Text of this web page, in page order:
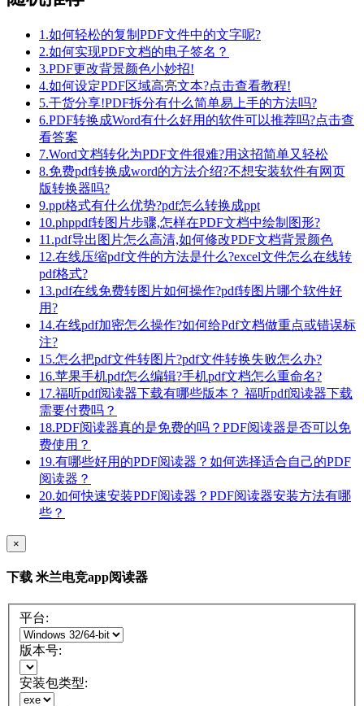
1.如何轻松的复制PDF文件中的文字呢?
2.如何实现PDF文档的电子签名？
3.PDF更改背景颜色小妙招!
4.如何设定PDF区域高亮文本?点击查看教程!
5.干货分享!PDF拆分有什么简单易上手的方法吗?
6.PDF转换成Word有什么好用的软件可以推荐吗?点击查
看答案
7.Word文档转化为PDF文件很难?用这招简单又轻松
8.免费pdf转换成word的方法介绍?不想安装软件有网页
版转换器吗?
9.ppt格式有什么优势?pdf怎么转换成ppt
10.phppdf转图片步骤,怎样在PDF文档中绘制图形?
11.pdf导出图片怎么高清,如何修改PDF文档背景颜色
12.在线压缩pdf文件的方法是什么?excel文件怎么在线转
pdf格式?
13.pdf在线免费转图片如何操作?pdf转图片哪个软件好
用?
14.在线pdf加密怎么操作?如何给Pdf文档做重点或错误标
注?
15.怎么把pdf文件转图片?pdf文件转换失败怎么办?
16.苹果手机pdf怎么编辑?手机pdf文档怎么重命名?
17.福听pdf阅读器下载有哪些版本？ 福听pdf阅读器下载
需要付费吗？
18.PDF阅读器真的是免费的吗？PDF阅读器是否可以免
费使用？
19.有哪些好用的PDF阅读器？如何选择适合自己的PDF
阅读器？
20.如何快速安装PDF阅读器？PDF阅读器安装方法有哪
些？
×
下载 米兰电竞app阅读器
平台:
版本号:
安装包类型: